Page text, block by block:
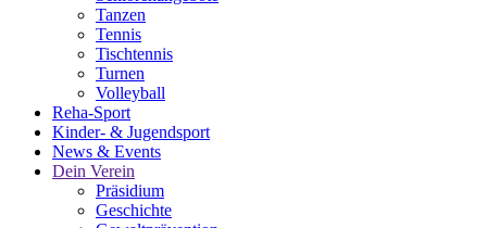
Tanzen
Tennis
Tischtennis
Turnen
Volleyball
Reha-Sport
Kinder- & Jugendsport
News & Events
Dein Verein
Präsidium
Geschichte